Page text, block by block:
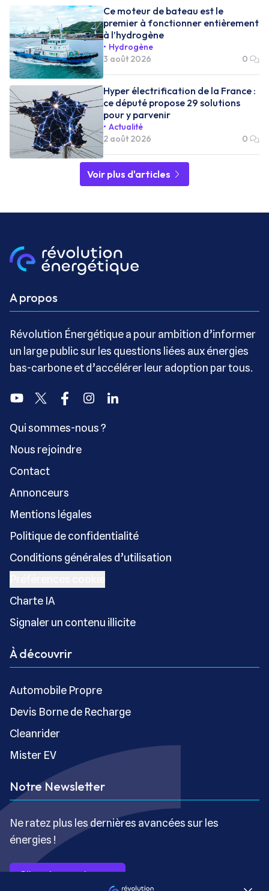
Ce moteur de bateau est le
premier à fonctionner entièrement
à l’hydrogène
Hydrogène
3 août 2026
0
Hyper électrification de la France :
ce député propose 29 solutions
pour y parvenir
Actualité
2 août 2026
0
Voir plus d'articles
A propos
Révolution Énergétique a pour ambition d’informer
un large public sur les questions liées aux énergies
bas-carbone et d’accélérer leur adoption par tous.
YoutubeTwitter FacebookInstagramLinkedin
Qui sommes-nous ?
Nous rejoindre
Contact
Annonceurs
Mentions légales
Politique de confidentialité
Conditions générales d’utilisation
Charte IA
Signaler un contenu illicite
À découvrir
Automobile Propre
Devis Borne de Recharge
Cleanrider
Mister EV
Notre Newsletter
Ne ratez plus les dernières avancées sur les
énergies !
S’inscrire gratuitement